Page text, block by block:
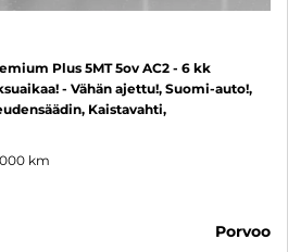
Plus 5MT 5ov AC2 - 6 kk
- Vähän ajettu!, Suomi-auto!,
Kaistavahti,
km
porvoo